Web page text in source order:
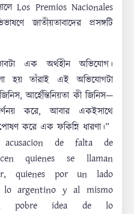
Los Premios Nacionales
জাতীয়তাবাদের প্রসঙ্গটি
এক অর্থহীন অভিযোগ।
হয় তাঁরাই এই অভিযোগটা
আর্হেন্তিনিয়তা কী জিনিস—
করে, আবার একইসাথে
পোষণ করে এক ফকিন্নি ধারণা।”
de falta de
quienes se llaman
quienes por un lado
lo argentino y al mismo
pobre idea de lo